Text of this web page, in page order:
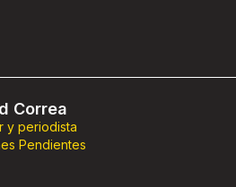
Correa
y periodista
Pendientes